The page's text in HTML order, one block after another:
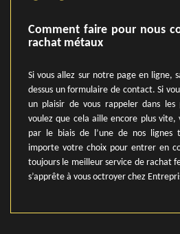
Comment faire pour nous
rachat métaux
Si vous allez sur notre page en ligne,
dessus un formulaire de contact. Si
un plaisir de vous rappeler dans les
voulez que cela aille encore plus vite,
par le biais de l’une de nos lignes
importe votre choix pour entrer en
toujours le meilleur service de rachat
s’apprête à vous octroyer chez